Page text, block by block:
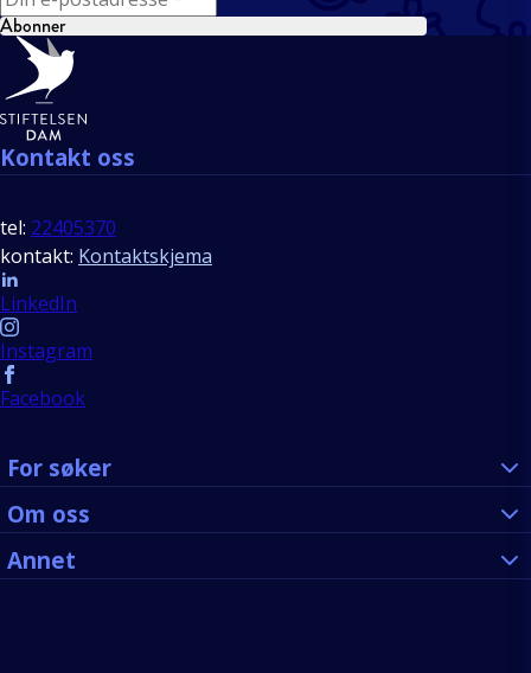
Abonner
Bunntekst
Kontakt oss
tel: 22405370
kontakt: Kontaktskjema
Follow us
LinkedIn
Instagram
Facebook
For søker
Om oss
Annet